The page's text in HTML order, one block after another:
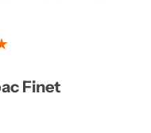
Finet